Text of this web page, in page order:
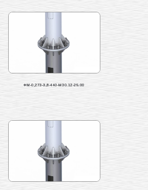
ФМ-0,273-3,8-440-М30.12-25.00